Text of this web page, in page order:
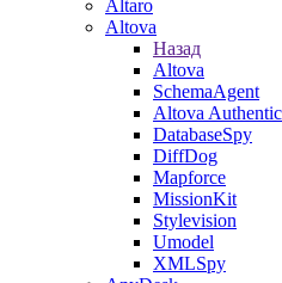
Altaro
Altova
Назад
Altova
SchemaAgent
Altova
DatabaseSpy
DiffDog
Mapforce
MissionKit
Stylevision
Umodel
XMLSpy